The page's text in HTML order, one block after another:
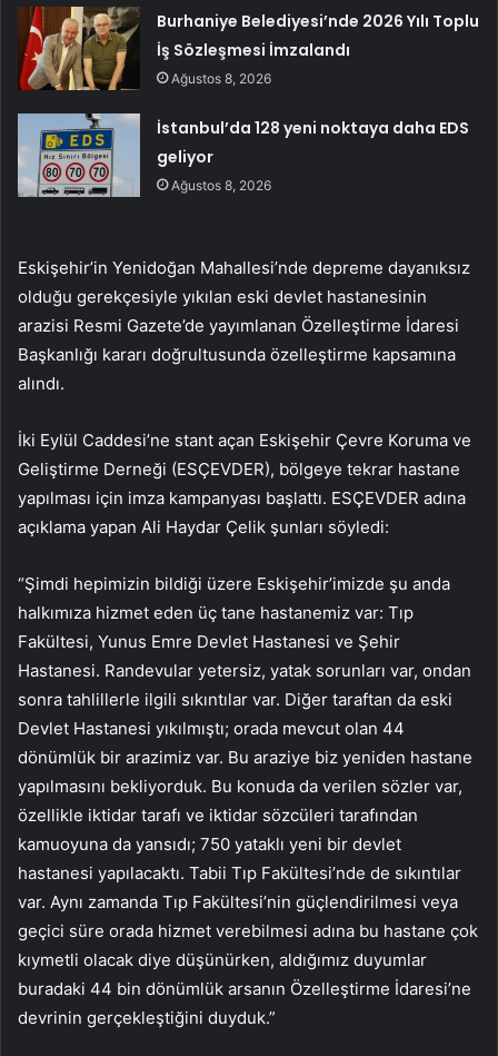
Burhaniye Belediyesi’nde 2026 Yılı Toplu
İş Sözleşmesi İmzalandı
Ağustos 8, 2026
İstanbul’da 128 yeni noktaya daha EDS
geliyor
Ağustos 8, 2026
Eskişehir’in Yenidoğan Mahallesi’nde depreme dayanıksız
olduğu gerekçesiyle yıkılan eski devlet hastanesinin
arazisi Resmi Gazete’de yayımlanan Özelleştirme İdaresi
Başkanlığı kararı doğrultusunda özelleştirme kapsamına
alındı.
İki Eylül Caddesi’ne stant açan Eskişehir Çevre Koruma ve
Geliştirme Derneği (ESÇEVDER), bölgeye tekrar hastane
yapılması için imza kampanyası başlattı. ESÇEVDER adına
açıklama yapan Ali Haydar Çelik şunları söyledi:
“Şimdi hepimizin bildiği üzere Eskişehir’imizde şu anda
halkımıza hizmet eden üç tane hastanemiz var: Tıp
Fakültesi, Yunus Emre Devlet Hastanesi ve Şehir
Hastanesi. Randevular yetersiz, yatak sorunları var, ondan
sonra tahlillerle ilgili sıkıntılar var. Diğer taraftan da eski
Devlet Hastanesi yıkılmıştı; orada mevcut olan 44
dönümlük bir arazimiz var. Bu araziye biz yeniden hastane
yapılmasını bekliyorduk. Bu konuda da verilen sözler var,
özellikle iktidar tarafı ve iktidar sözcüleri tarafından
kamuoyuna da yansıdı; 750 yataklı yeni bir devlet
hastanesi yapılacaktı. Tabii Tıp Fakültesi’nde de sıkıntılar
var. Aynı zamanda Tıp Fakültesi’nin güçlendirilmesi veya
geçici süre orada hizmet verebilmesi adına bu hastane çok
kıymetli olacak diye düşünürken, aldığımız duyumlar
buradaki 44 bin dönümlük arsanın Özelleştirme İdaresi’ne
devrinin gerçekleştiğini duyduk.”